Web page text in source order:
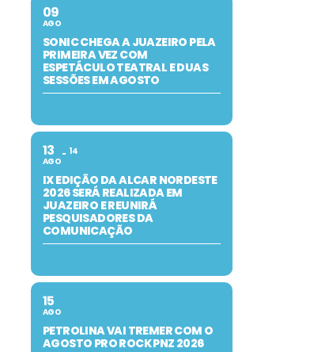
09
AGO
SONIC CHEGA A JUAZEIRO PELA
PRIMEIRA VEZ COM
ESPETÁCULO TEATRAL E DUAS
SESSÕES EM AGOSTO
13
AGO
14
IX EDIÇÃO DA ALCAR NORDESTE
2026 SERÁ REALIZADA EM
JUAZEIRO E REUNIRÁ
PESQUISADORES DA
COMUNICAÇÃO
15
AGO
PETROLINA VAI TREMER COM O
AGOSTO PRO ROCK PNZ 2026